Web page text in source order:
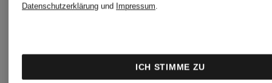
Amiri
MARIE
Datenschutzerklärung und Impressum.
ICH STIMME ZU